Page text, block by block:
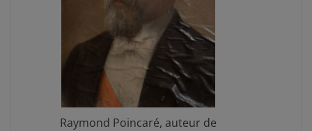
Raymond Poincaré, auteur de